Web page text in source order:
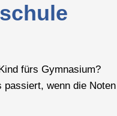
fürs Gymnasium?
passiert, wenn die Noten